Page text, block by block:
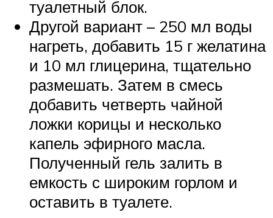
туалетный блок.
Другой вариант – 250 мл воды
нагреть, добавить 15 г желатина
и 10 мл глицерина, тщательно
размешать. Затем в смесь
добавить четверть чайной
ложки корицы и несколько
капель эфирного масла.
Полученный гель залить в
емкость с широким горлом и
оставить в туалете.